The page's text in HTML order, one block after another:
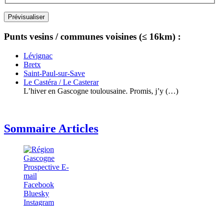
Punts vesins / communes voisines (≤ 16km) :
Lévignac
Bretx
Saint-Paul-sur-Save
Le Castéra / Le Casterar
L’hiver en Gascogne toulousaine. Promis, j’y (…)
Sommaire Articles